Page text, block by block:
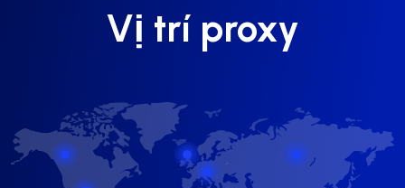
Vị trí proxy